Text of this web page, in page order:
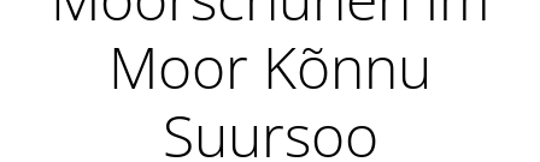
Moor Kõnnu
Suursoo